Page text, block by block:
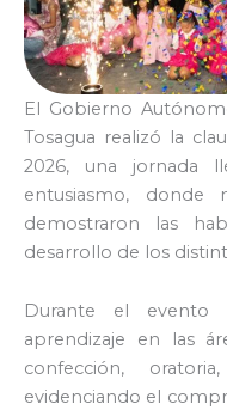
El Gobierno
Tosagua realizó la
2026, una jornada
entusiasmo, donde
demostraron las
desarrollo de los
Durante el evento
aprendizaje en las
confección,
evidenciando el